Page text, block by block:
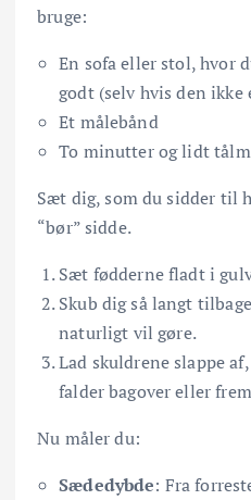
bruge:
En sofa eller stol, hvor
godt (selv hvis den ikke
Et målebånd
To minutter og lidt
Sæt dig, som dusidder til
“bør” sidde.
Sæt fødderne fladt i
Skub dig så langt
naturligt vil gøre.
Lad skuldrene slappe
falder bagover eller
Nu måler du:
Sædedybde: Fra